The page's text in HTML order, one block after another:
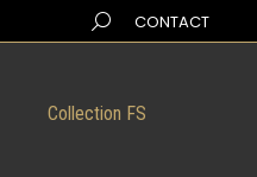
Search:CONTACT
Collection FS